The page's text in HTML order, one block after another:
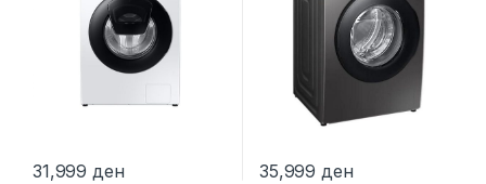
31,999ден 35,999ден